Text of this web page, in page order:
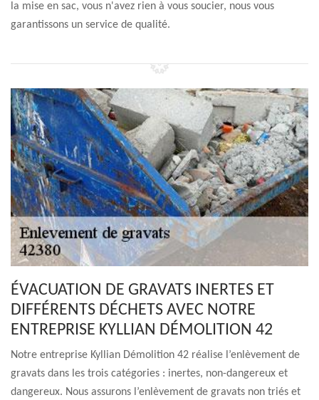
la mise en sac, vous n'avez rien à vous soucier, nous vous
garantissons un service de qualité.
ÉVACUATION DE GRAVATS INERTES ET
DIFFÉRENTS DÉCHETS AVEC NOTRE
ENTREPRISE KYLLIAN DÉMOLITION 42
Notre entreprise Kyllian Démolition 42 réalise l’enlèvement de
gravats dans les trois catégories : inertes, non-dangereux et
dangereux. Nous assurons l’enlèvement de gravats non triés et